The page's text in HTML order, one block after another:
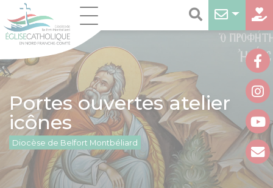
Portes ouvertes atelier
icônes
Diocèse de Belfort Montbéliard